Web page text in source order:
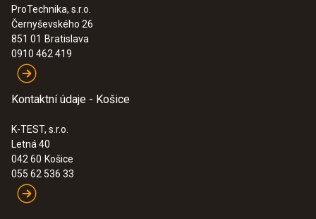
:0632 3220
testo 320 - analyzátor spalin
ProTechnika, s.r.o.
Černyševského 26
851 01 Bratislava
0910 462 419
Kontaktní údaje - Košice
K-TEST, s.r.o.
Letná 40
042 60 Košice
055 62 536 33